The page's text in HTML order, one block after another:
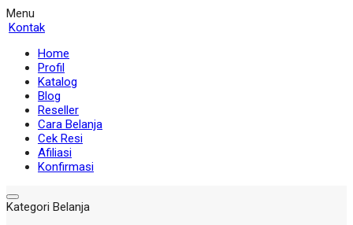
Menu
Kontak
Home
Profil
Katalog
Blog
Reseller
Cara Belanja
Cek Resi
Afiliasi
Konfirmasi
Kategori Belanja